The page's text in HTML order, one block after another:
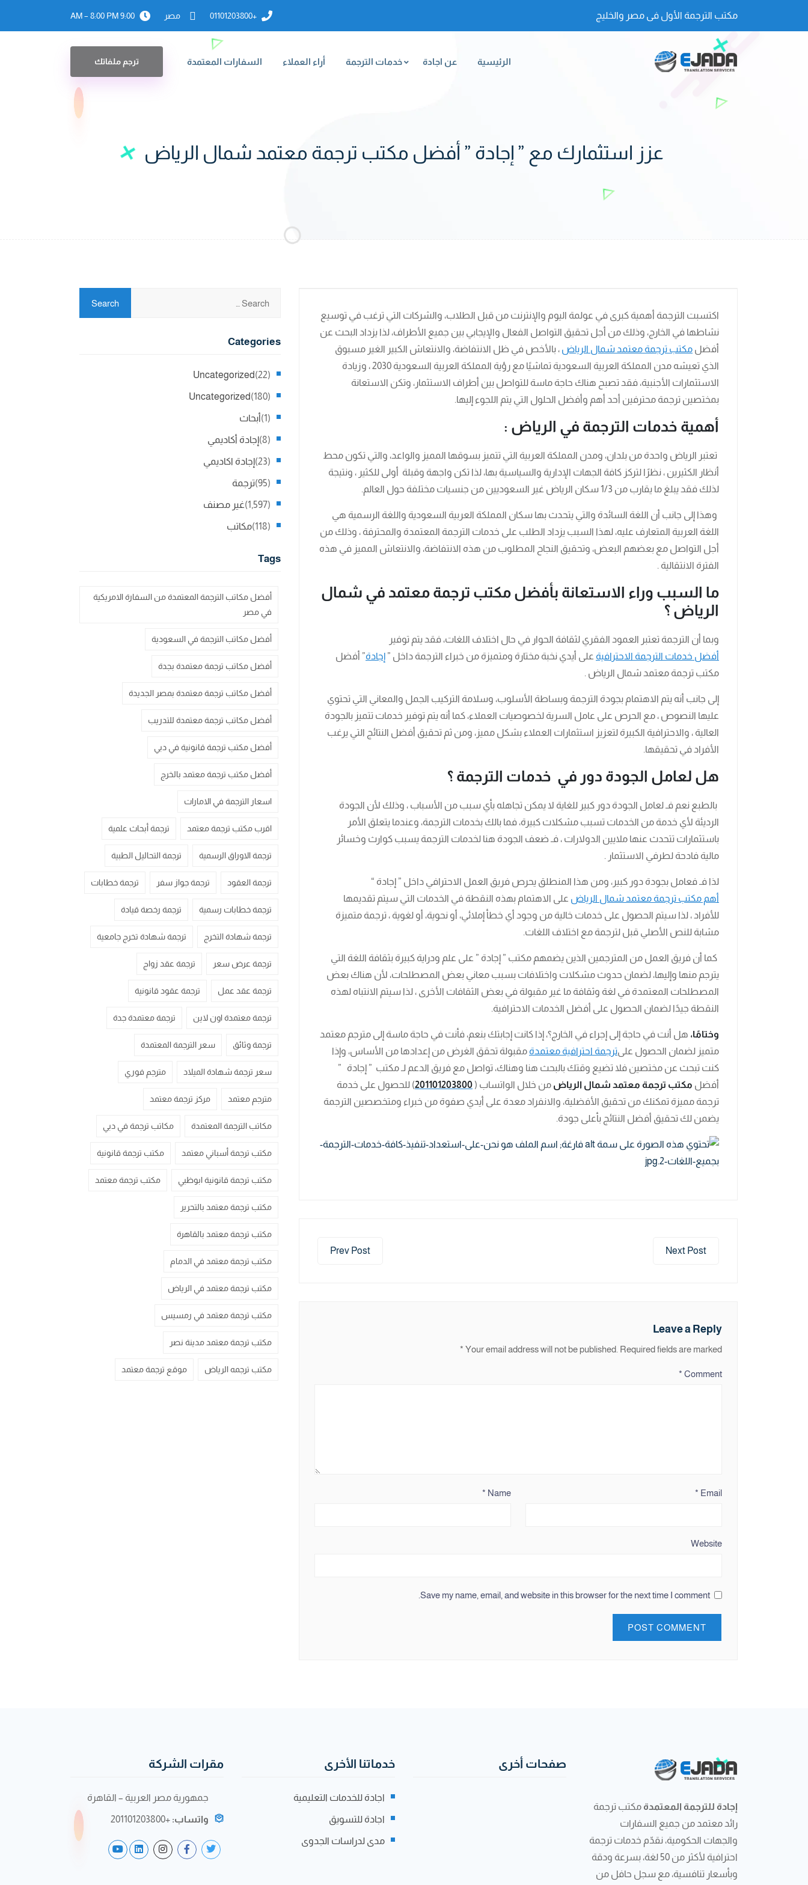
مكتب الترجمة الأول فى مصر والخليج +01101203800 مصر 9:00 AM – 8:00 PM
الرئيسية عن اجادة خدمات الترجمة أراء العملاء السفارات المعتمدة ترجم ملفاتك
عزز استثمارك مع ” إجادة ” أفضل مكتب ترجمة معتمد شمال الرياض
اكتسبت الترجمة أهمية كبرى في عولمة اليوم والإنترنت من قبل الطلاب، والشركات التي ترغب في توسيع
نشاطها في الخارج، وذلك من أجل تحقيق التواصل الفعال والإيجابي بين جميع الأطراف، لذا يزداد البحث عن
أفضل مكتب ترجمة معتمد شمال الرياض ، بالأخص في ظل الانتفاضة، والانتعاش الكبير الغير مسبوق
الذي تعيشه مدن المملكة العربية السعودية تماشيًا مع رؤية المملكة العربية السعودية 2030 ، وزيادة
الاستثمارات الأجنبية، فقد تصبح هناك حاجة ماسة للتواصل بين أطراف الاستثمار، وتكن الاستعانة
بمختصين ترجمة محترفين أحد أهم وأفضل الحلول التي يتم اللجوء إليها.
أهمية خدمات الترجمة في الرياض :
تعتبر الرياض واحدة من بلدان، ومدن المملكة العربية التي تتميز بسوقها المميز والواعد، والتي تكون محط
أنظار الكثيرين ، نظرًا لتركز كافة الجهات الإدارية والسياسية بها، لذا تكن واجهة وقبلة أولى للكثير ، ونتيجة
لذلك فقد يبلغ ما يقارب من 1/3 سكان الرياض غير السعوديين من جنسيات مختلفة حول العالم.
وهذا إلى جانب أن اللغة السائدة والتي يتحدث بها سكان المملكة العربية السعودية واللغة الرسمية هي
اللغة العربية المتعارف عليه، لهذا السبب يزداد الطلب على خدمات الترجمة المعتمدة والمحترفة ، وذلك من
أجل التواصل مع بعضهم البعض، وتحقيق النجاح المطلوب من هذه الانتفاضة، والانتعاش المميز في هذه
الفترة الانتقالية .
ما السبب وراء الاستعانة بأفضل مكتب ترجمة معتمد في شمال
الرياض ؟
وبما أن الترجمة تعتبر العمود الفقري لثقافة الحوار في حال اختلاف اللغات، فقد يتم توفير
أفضل خدمات الترجمة الاحترافية على أيدي نخبة مختارة ومتميزة من خبراء الترجمة داخل ” إجادة” أفضل
مكتب ترجمة معتمد شمال الرياض .
إلى جانب أنه يتم الاهتمام بجودة الترجمة وبساطة الأسلوب، وسلامة التركيب الجمل والمعاني التي تحتوي
عليها النصوص ، مع الحرص على عامل السرية لخصوصيات العملاء، كما أنه يتم توفير خدمات تتميز بالجودة
العالية ، والاحترافية الكبيرة لتعزيز استثمارات العملاء بشكل مميز، ومن ثم تحقيق أفضل النتائج التي يرغب
الأفراد في تحقيقها.
هل لعامل الجودة دور في خدمات الترجمة ؟
بالطبع نعم فـ لعامل الجودة دور كبير للغاية لا يمكن تجاهله بأي سبب من الأسباب ، وذلك لأن الجودة
الرديئة لأي خدمة من الخدمات تسبب مشكلات كبيرة، فما بالك بخدمات الترجمة، وعندما يتعلق الأمر
باستثمارات تتحدث عنها ملايين الدولارات ، فـ ضعف الجودة هنا لخدمات الترجمة يسبب كوارث وخسائر
مالية فادحة لطرفي الاستثمار .
لذا فـ فعامل بجودة دور كبير، ومن هذا المنطلق يحرص فريق العمل الاحترافي داخل ” إجادة “
أهم مكتب ترجمة معتمد شمال الرياض على الاهتمام بهذه النقطة في الخدمات التي سيتم تقديمها
للأفراد ، لذا سيتم الحصول على خدمات خالية من وجود أي خطأ إملائي، أو نحوية، أو لغوية ، ترجمة متميزة
مشابة للنص الأصلي قبل لترجمة مع اختلاف اللغات.
كما أن فريق العمل من المترجمين الذين يضمهم مكتب ” إجادة ” على علم ودراية كبيرة بثقافة اللغة التي
يترجم منها وإليها، لضمان حدوث مشكلات واختلافات بسبب معاني بعض المصطلحات، لأن هناك بعض
المصطلحات المعتمدة في لغة وثقافة ما غير مقبولة في بعض الثقافات الأخرى ، لذا سيتم الانتباه لهذه
النقطة جيدًا لضمان الحصول على أفضل الخدمات الاحترافية.
وختامًا، هل أنت في حاجة إلى إجراء في الخارج؟، إذا كانت إجابتك بنعم، فأنت في حاجة ماسة إلى مترجم معتمد
متميز لضمان الحصول علىترجمة احترافية معتمدة مقبولة تحقق الغرض من إعدادها من الأساس، وإذا
كنت تبحث عن مختصين فلا تضيع وقتك بالبحث هنا وهناك، تواصل مع فريق الدعم لـ مكتب ” إجادة ”
أفضل مكتب ترجمة معتمد شمال الرياض من خلال الواتساب ( 201101203800) للحصول على خدمة
ترجمة مميزة تمكنك من تحقيق الأفضلية، والانفراد معدة على أيدي صفوة من خبراء ومتخصصين الترجمة
يضمن لك تحقيق أفضل النتائج بأعلى جودة.
Prev Post Next Post
Leave a Reply
Your email address will not be published. Required fields are marked
*
Comment
*
Name
* Email
*
Website
Save my name, email, and website in this browser for the next time I comment.
Categories
Uncategorized (22)
Uncategorized (180)
أبحاث (1)
إجادة أكاديمي (8)
إجادة اكاديمي (23)
ترجمة (95)
غير مصنف (1,597)
مكاتب (118)
Tags
أفضل مكاتب الترجمة المعتمدة من السفارة الامريكية
في مصر
أفضل مكاتب الترجمة في السعودية
أفضل مكاتب ترجمة معتمدة بجدة
أفضل مكاتب ترجمة معتمدة بمصر الجديدة
أفضل مكاتب ترجمة معتمدة للتدريب
أفضل مكتب ترجمة قانونية في دبي
أفضل مكتب ترجمة معتمد بالخرج
اسعار الترجمة في الامارات
اقرب مكتب ترجمة معتمد ترجمة أبحاث علمية
ترجمة الاوراق الرسمية ترجمة التحاليل الطبية
ترجمة العقود ترجمة جواز سفر ترجمة خطابات
ترجمة خطابات رسمية ترجمة رخصة قيادة
ترجمة شهادة التخرج ترجمة شهادة تخرج جامعية
ترجمة عرض سعر ترجمة عقد زواج
ترجمة عقد عمل ترجمة عقود قانونية
ترجمة معتمدة اون لاين ترجمة معتمدة جدة
ترجمة وثائق سعر الترجمة المعتمدة
سعر ترجمة شهادة الميلاد مترجم فوري
مترجم معتمد مركز ترجمة معتمد
مكاتب الترجمة المعتمدة مكاتب ترجمة في دبي
مكتب ترجمة أسباني معتمد مكتب ترجمة قانونية
مكتب ترجمة قانونية ابوظبي مكتب ترجمة معتمد
مكتب ترجمة معتمد بالتحرير
مكتب ترجمة معتمد بالقاهرة
مكتب ترجمة معتمد في الدمام
مكتب ترجمة معتمد في الرياض
مكتب ترجمة معتمد في رمسيس
مكتب ترجمة معتمد مدينة نصر
مكتب ترجمه الرياض موقع ترجمة معتمد
إجادة للترجمة المعتمدة مكتب ترجمة
رائد معتمد من جميع السفارات
والجهات الحكومية، نقدّم خدمات ترجمة
احترافية لأكثر من 50 لغة، بسرعة ودقة
وبأسعار تنافسية، مع سجل حافل من
صفحات أخرى خدماتنا الأخرى
اجادة للخدمات التعليمية
اجادة للتسويق
مدى لدراسات الجدوى
مقرات الشركة
جمهورية مصر العربية – القاهرة
واتساب: +201101203800